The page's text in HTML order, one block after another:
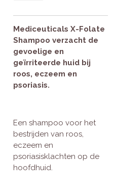
Mediceuticals X-Folate
Shampoo verzacht de
gevoelige en
geïrriteerde huid bij
roos, eczeem en
psoriasis.
Een shampoo voor het
bestrijden van roos,
eczeem en
psoriasisklachten op de
hoofdhuid.